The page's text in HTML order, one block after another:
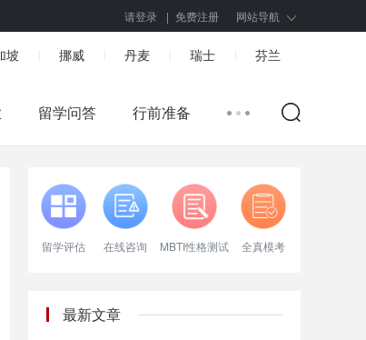
请登录 | 免费注册 网站导航
坡 挪威 丹麦 瑞士 芬兰
留学问答 行前准备
留学评估 在线咨询 MBTI性格测试 全真模考
最新文章